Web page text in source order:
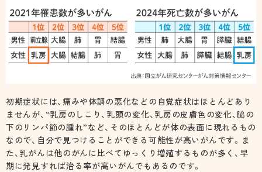
初期症状には、痛みや体調の悪化などの自覚症状はほとんどあり
ませんが、“乳房のしこり、乳頭の変化、乳房の皮膚色の変化、脇の
下のリンパ節の腫れ”など、そのほとんどが体の表面に現れるもの
なので、自分で見つけることができる可能性が高いがんです。ま
た、乳がんは他のがんに比べてゆっくり増殖するものが多く、早
期に発見すれば治る率が高いがんでもあるのです。